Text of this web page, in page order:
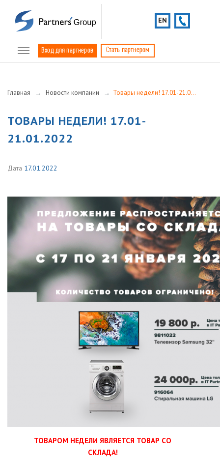
EN
Вход для партнеров Стать партнером
Главная Новости компании Товары недели! 17.01-21.01.2022
ТОВАРЫ НЕДЕЛИ! 17.01-
21.01.2022
Дата 17.01.2022
ТОВАРОМ НЕДЕЛИ ЯВЛЯЕТСЯ ТОВАР СО
СКЛАДА!